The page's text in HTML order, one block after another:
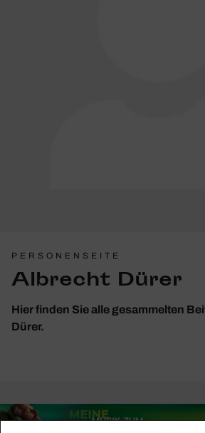
PERSONENSEITE
Albrecht Dürer
Hier finden Sie alle gesammelten
Dürer.